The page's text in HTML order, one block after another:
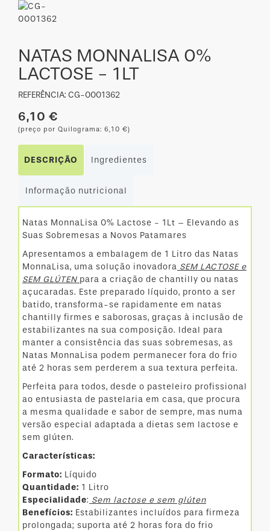
NATAS MONNALISA 0%
LACTOSE - 1LT
REFERÊNCIA: CG-0001362
6,10 €
(preço por Quilograma: 6,10 €)
DESCRIÇÃO Ingredientes
Informação nutricional
Natas MonnaLisa 0% Lactose - 1Lt – Elevando as
Suas Sobremesas a Novos Patamares
Apresentamos a embalagem de 1 Litro das Natas
MonnaLisa, uma solução inovadora SEM LACTOSE e
SEM GLÚTEN para a criação de chantilly ou natas
açucaradas. Este preparado líquido, pronto a ser
batido, transforma-se rapidamente em natas
chantilly firmes e saborosas, graças à inclusão de
estabilizantes na sua composição. Ideal para
manter a consistência das suas sobremesas, as
Natas MonnaLisa podem permanecer fora do frio
até 2 horas sem perderem a sua textura perfeita.
Perfeita para todos, desde o pasteleiro profissional
ao entusiasta de pastelaria em casa, que procura
a mesma qualidade e sabor de sempre, mas numa
versão especial adaptada a dietas sem lactose e
sem glúten.
Características:
Formato: Líquido
Quantidade: 1 Litro
Especialidade: Sem lactose e sem glúten
Benefícios: Estabilizantes incluídos para firmeza
prolongada; suporta até 2 horas fora do frio